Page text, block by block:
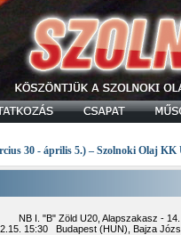
30 - április 5.) – Szolnoki Olaj KK
NB I. "B" Zöld U20, Alapszakasz -
15:30 Budapest (HUN), Bajza